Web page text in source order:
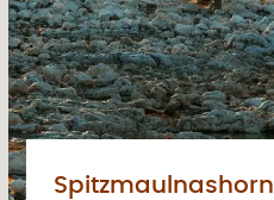
Spitzmaulnashorn